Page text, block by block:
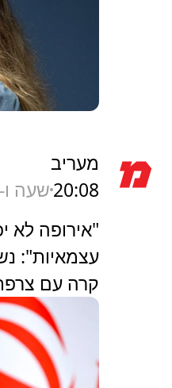
מעריב
20:08שעה ו-27 דק'
"אירופה לא
עצמאיות":
קרה עם